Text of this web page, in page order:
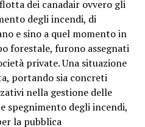
dei canadair ovvero gli
degli incendi, di
e sino a quel momento in
forestale, furono assegnati
private. Una situazione
portando sia concreti
nella gestione delle
spegnimento degli incendi,
la pubblica